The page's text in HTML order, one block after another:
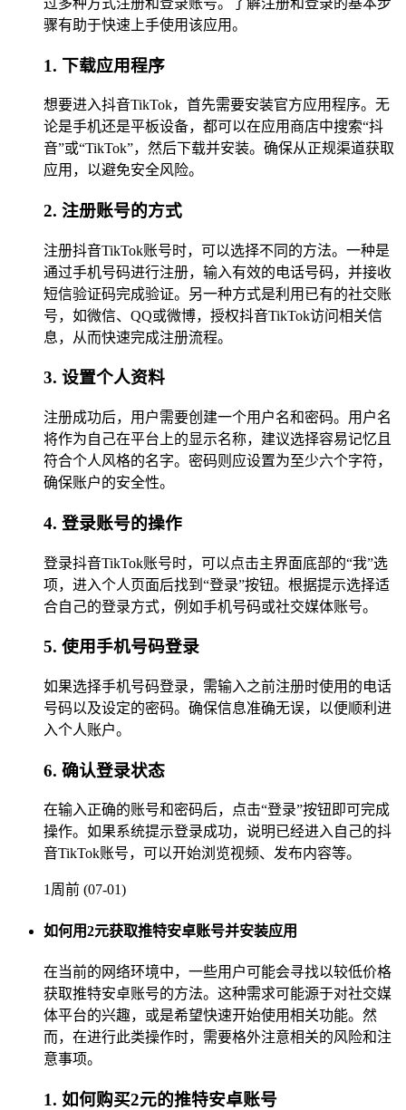
骤有助于快速上手使用该应用。
1. 下载应用程序
想要进入抖音TikTok，首先需要安装官方应用程序。无
论是手机还是平板设备，都可以在应用商店中搜索“抖
音”或“TikTok”，然后下载并安装。确保从正规渠道获取
应用，以避免安全风险。
2. 注册账号的方式
注册抖音TikTok账号时，可以选择不同的方法。一种是
通过手机号码进行注册，输入有效的电话号码，并接收
短信验证码完成验证。另一种方式是利用已有的社交账
号，如微信、QQ或微博，授权抖音TikTok访问相关信
息，从而快速完成注册流程。
3. 设置个人资料
注册成功后，用户需要创建一个用户名和密码。用户名
将作为自己在平台上的显示名称，建议选择容易记忆且
符合个人风格的名字。密码则应设置为至少六个字符，
确保账户的安全性。
4. 登录账号的操作
登录抖音TikTok账号时，可以点击主界面底部的“我”选
项，进入个人页面后找到“登录”按钮。根据提示选择适
合自己的登录方式，例如手机号码或社交媒体账号。
5. 使用手机号码登录
如果选择手机号码登录，需输入之前注册时使用的电话
号码以及设定的密码。确保信息准确无误，以便顺利进
入个人账户。
6. 确认登录状态
在输入正确的账号和密码后，点击“登录”按钮即可完成
操作。如果系统提示登录成功，说明已经进入自己的抖
音TikTok账号，可以开始浏览视频、发布内容等。
1周前 (07-01)
如何用2元获取推特安卓账号并安装应用
在当前的网络环境中，一些用户可能会寻找以较低价格
获取推特安卓账号的方法。这种需求可能源于对社交媒
体平台的兴趣，或是希望快速开始使用相关功能。然
而，在进行此类操作时，需要格外注意相关的风险和注
意事项。
1. 如何购买2元的推特安卓账号